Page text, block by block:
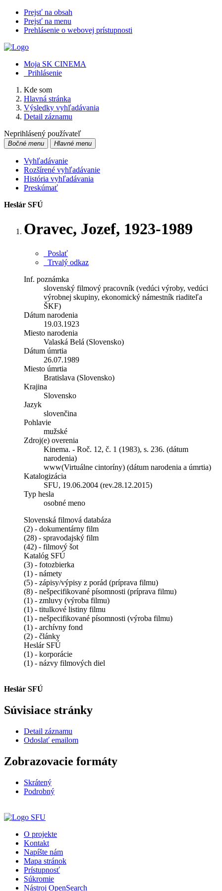
Prejsť na obsah
Prejsť na menu
Prehlásenie o webovej prístupnosti
Moja SK CINEMA
Prihlásenie
Kde som
Hlavná stránka
Výsledky vyhľadávania
Detail záznamu
Neprihlásený používateľ
Bočné menu Hlavné menu
Vyhľadávanie
Rozšírené vyhľadávanie
História vyhľadávania
Preskúmať
Heslár SFÚ
Oravec, Jozef, 1923-1989
Poslať
Trvalý odkaz
Inf. poznámka
slovenský filmový pracovník (vedúci výroby, vedúci
výrobnej skupiny, ekonomický námestník riaditeľa
ŠKF)
Dátum narodenia
19.03.1923
Miesto narodenia
Valaská Belá (Slovensko)
Dátum úmrtia
26.07.1989
Miesto úmrtia
Bratislava (Slovensko)
Krajina
Slovensko
Jazyk
slovenčina
Pohlavie
mužské
Zdroj(e) overenia
Kinema. - Roč. 12, č. 1 (1983), s. 236. (dátum
narodenia)
www(Virtuálne cintoríny) (dátum narodenia a úmrtia)
Katalogizácia
SFU, 19.06.2004 (rev.28.12.2015)
Typ hesla
osobné meno
Slovenská filmová databáza
(2) - dokumentárny film
(28) - spravodajský film
(42) - filmový šot
Katalóg SFÚ
(3) - fotozbierka
(1) - námety
(5) - zápisy/výpisy z porád (príprava filmu)
(8) - nešpecifikované písomnosti (príprava filmu)
(1) - zmluvy (výroba filmu)
(1) - titulkové listiny filmu
(1) - nešpecifikované písomnosti (výroba filmu)
(1) - archívny fond
(2) - články
Heslár SFÚ
(1) - korporácie
(1) - názvy filmových diel
Heslár SFÚ
Súvisiace stránky
Detail záznamu
Odoslať emailom
Zobrazovacie formáty
Skrátený
Podrobný
O projekte
Kontakt
Napíšte nám
Mapa stránok
Prístupnosť
Súkromie
Nástroj OpenSearch